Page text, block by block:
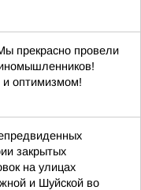
прекрасно провели
и оптимизмом!
закрытых
на улицах
и Шуйской во